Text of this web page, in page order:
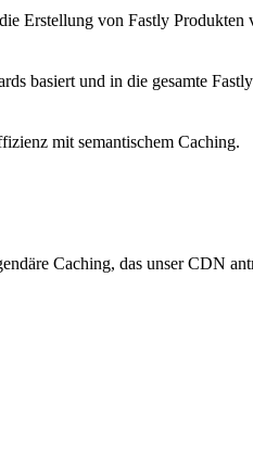
Erstellung von Fastly Produkten
basiert und in die gesamte
mit semantischem Caching.
Caching, das unser CDN